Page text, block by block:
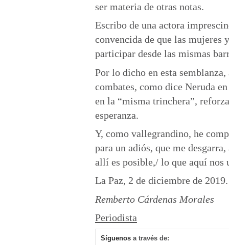
ser materia de otras notas.
Escribo de una actora
convencida de que las mujeres
participar desde las mismas
Por lo dicho en esta
combates, como dice Neruda
en la “misma trinchera”,
esperanza.
Y, como vallegrandino, he
para un adiós, que me
allí es posible,/ lo que aquí nos
La Paz, 2 de diciembre de 2019.
Remberto Cárdenas Morales
Periodista
Síguenos a través de: